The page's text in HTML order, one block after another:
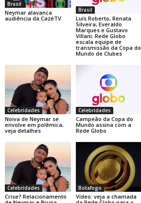
Brasil
Neymar alavanca
audiência da CazéTV
Brasil
Luís Roberto, Renata
Silveira, Everaldo
Marques e Gustavo
Villani: Rede Globo
escala equipe de
transmissão da Copa do
Mundo de Clubes
Celebridades
Noiva de Neymar se
envolve em polêmica;
veja detalhes
Celebridades
Campeão da Copa do
Mundo assina com a
Rede Globo
Celebridades
Crise? Relacionamento
Botafogo
Vídeo: veja a chamada